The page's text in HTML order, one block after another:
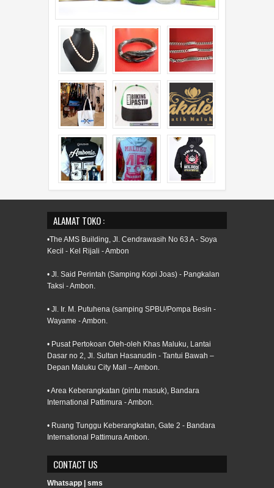
ALAMAT TOKO :
•The AMS Building, Jl. Cendrawasih No 63 A - Soya
Kecil - Kel Rijali - Ambon
• Jl. Said Perintah (Samping Kopi Joas) - Pangkalan
Taksi - Ambon.
• Jl. Ir. M. Putuhena (samping SPBU/Pompa Besin -
Wayame - Ambon.
• Pusat Pertokoan Oleh-oleh Khas Maluku, Lantai
Dasar no 2, Jl. Sultan Hasanudin - Tantui Bawah –
Depan Maluku City Mall – Ambon.
• Area Keberangkatan (pintu masuk), Bandara
International Pattimura - Ambon.
• Ruang Tunggu Keberangkatan, Gate 2 - Bandara
International Pattimura Ambon.
CONTACT US
Whatsapp | sms